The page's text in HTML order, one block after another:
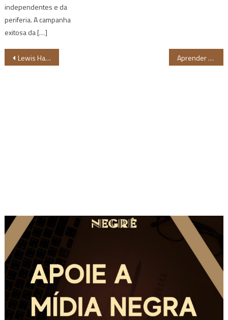
independentes e da
periferia. A campanha
exitosa da […]
Navegação
Lewis Hamilton iguala recorde de mais vitórias na Fórmula 1, mas grandiosidade vai além Aprender com Maria Beatriz Nascimento